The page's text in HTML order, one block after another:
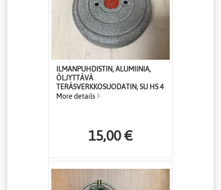
ILMANPUHDISTIN, ALUMIINIA,
ÖLJYTTÄVÄ
TERÄSVERKKOSUODATIN, SU HS 4
More details
15,00 €